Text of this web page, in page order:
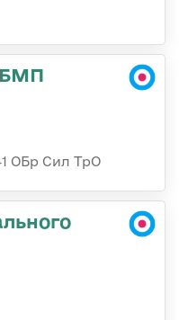
БМП
ОБр Сил ТрО